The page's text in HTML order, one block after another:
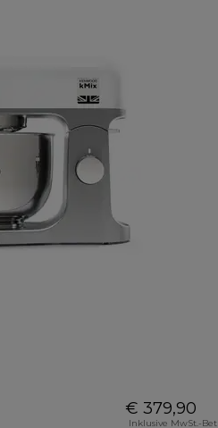
€ 379,90
Inklusive MwSt.-